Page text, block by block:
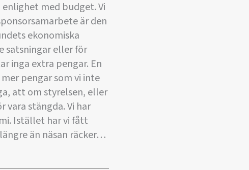
med budget. Vi
är den
ekonomiska
satsningar eller för
inga extra pengar. En
pengar som vi inte
att om styrelsen, eller
vara stängda. Vi har
Istället har vi fått
än näsan räcker…